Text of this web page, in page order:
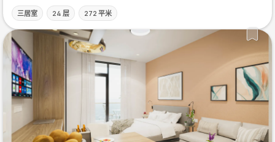
三居室 24 层 272 平米